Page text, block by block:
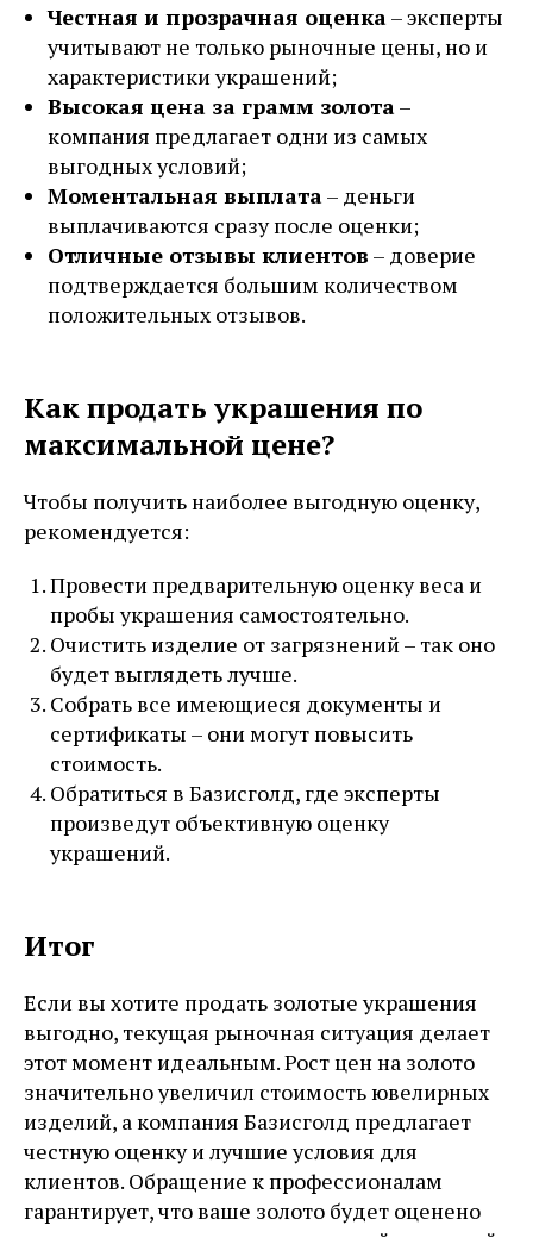
Честная и прозрачная оценка – эксперты
учитывают не только рыночные цены, но и
характеристики украшений;
Высокая цена за грамм золота –
компания предлагает одни из самых
выгодных условий;
Моментальная выплата – деньги
выплачиваются сразу после оценки;
Отличные отзывы клиентов – доверие
подтверждается большим количеством
положительных отзывов.
Как продать украшения по
максимальной цене?
Чтобы получить наиболее выгодную оценку,
рекомендуется:
Провести предварительную оценку веса и
пробы украшения самостоятельно.
Очистить изделие от загрязнений – так оно
будет выглядеть лучше.
Собрать все имеющиеся документы и
сертификаты – они могут повысить
стоимость.
Обратиться в Базисголд, где эксперты
произведут объективную оценку
украшений.
Итог
Если вы хотите продать золотые украшения
выгодно, текущая рыночная ситуация делает
этот момент идеальным. Рост цен на золото
значительно увеличил стоимость ювелирных
изделий, а компания Базисголд предлагает
честную оценку и лучшие условия для
клиентов. Обращение к профессионалам
гарантирует, что ваше золото будет оценено